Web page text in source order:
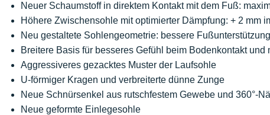
Neuer Schaumstoff in direktem Kontakt mit dem Fuß:
Höhere Zwischensohle mit optimierter Dämpfung: + 2 mm
Neu gestaltete Sohlengeometrie: bessere
Breitere Basis für besseres Gefühl beim Bodenkontakt und
Aggressiveres gezacktes Muster der Laufsohle
U-förmiger Kragen und verbreiterte dünne Zunge
Neue Schnürsenkel aus rutschfestem Gewebe und 360°-
Neue geformte Einlegesohle